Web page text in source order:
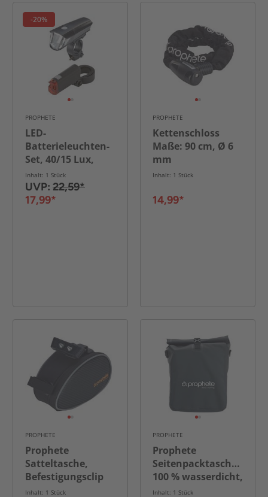
-20%
PROPHETE
LED-
Batterieleuchten-
Set, 40/15 Lux,
werkzeugfreier
Batteriewechsel,
inkl. Halter
Inhalt: 1 Stück
UVP: 22,59*
17,99*
PROPHETE
Kettenschloss
Maße: 90 cm, Ø 6
mm
Inhalt: 1 Stück
14,99*
PROPHETE
Prophete
Satteltasche,
Befestigungsclip
für Unterseite des
Inhalt: 1 Stück
PROPHETE
Prophete
Seitenpacktasche/
100 % wasserdicht,
reflektierende
Inhalt: 1 Stück